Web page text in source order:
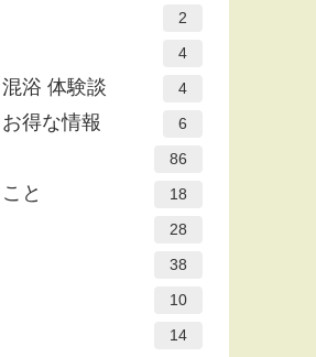
2
4
浴 体験談 4
得な情報 6
86
と 18
28
38
10
14